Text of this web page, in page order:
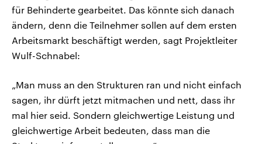
für Behinderte gearbeitet. Das könnte sich danach
ändern, denn die Teilnehmer sollen auf dem ersten
Arbeitsmarkt beschäftigt werden, sagt Projektleiter
Wulf-Schnabel:
„Man muss an den Strukturen ran und nicht einfach
sagen, ihr dürft jetzt mitmachen und nett, dass ihr
mal hier seid. Sondern gleichwertige Leistung und
gleichwertige Arbeit bedeuten, dass man die